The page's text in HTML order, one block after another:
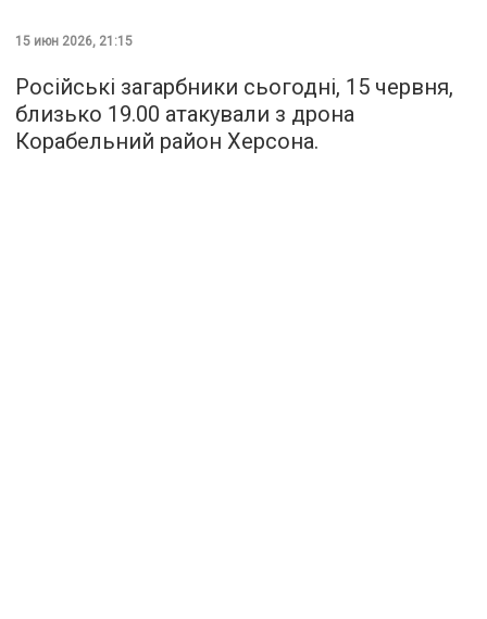
15 июн 2026, 21:15
Російські загарбники сьогодні, 15 червня,
близько 19.00 атакували з дрона
Корабельний район Херсона.